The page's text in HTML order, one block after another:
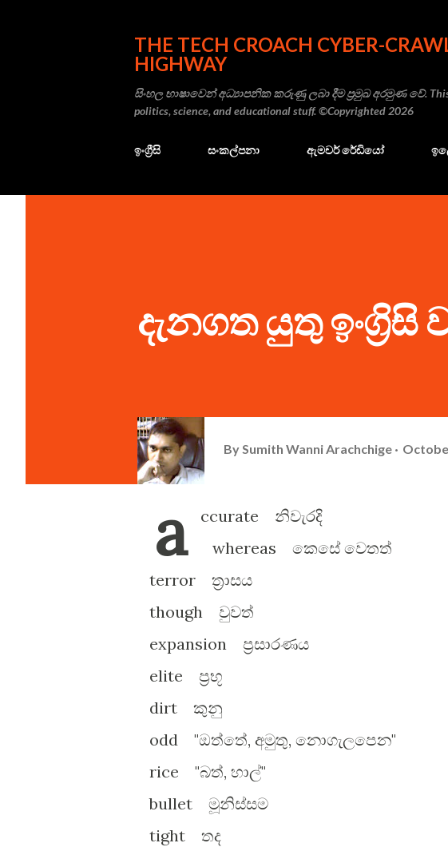
THE TECH CROACH CYBER-
HIGHWAY
සිංහල භාෂාවෙන් අධ්‍යාපනික කරුණු ලබා දීම ප්‍රමුඛ අරමුණ වේ. This
politics, science, and educational stuff. ©Copyrighted 2026
ඉංග්‍රීසි සංකල්පනා ඇමචර් රේඩියෝ
දැනගත යුතු ඉංග්‍රිසි
By Sumith Wanni Arachchige
a
ccurate නිවැරදි
whereas කෙසේ වෙතත්
terror ත්‍රාසය
though වුවත්
expansion ප්‍රසාරණය
elite ප්‍රභූ
dirt කුනු
odd "ඔත්තේ, අමුතු, නොගැලපෙන"
rice "බත්, හාල්"
bullet මූනිස්සම
tight තද